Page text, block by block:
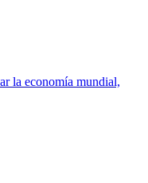
la economía mundial,